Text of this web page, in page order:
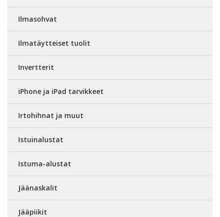
Ilmasohvat
Ilmatäytteiset tuolit
Invertterit
iPhone ja iPad tarvikkeet
Irtohihnat ja muut
Istuinalustat
Istuma-alustat
Jäänaskalit
Jääpiikit